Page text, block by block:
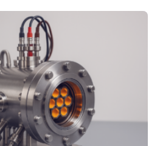
Die Stiftung
den Rechtsrahmen in einem
eingeordnet – inklusive der
Der
Energien-Anlagen
für die Energiewende.
das Netz kann kein Strom
dem Erneuerbare-Energien-